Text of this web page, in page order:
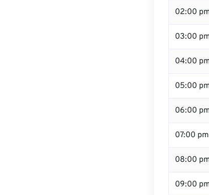
02:00
03:00
04:00
05:00
06:00
07:00
08:00
09:00